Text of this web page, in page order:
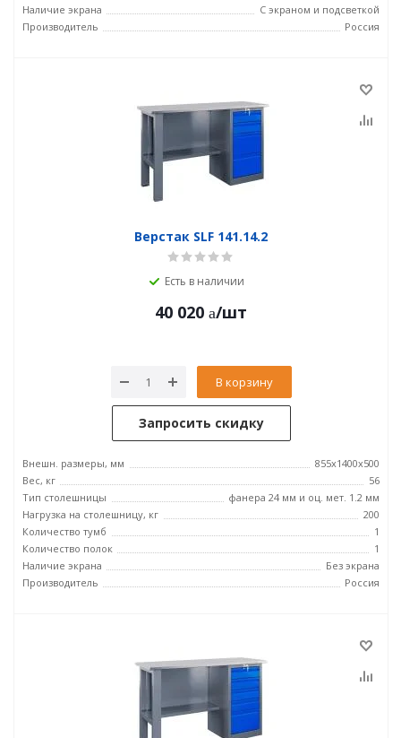
Наличие экрана
С экраном и подсветкой
Производитель
Россия
Верстак SLF 141.14.2
Есть в наличии
40 020 /шт
В корзину
Запросить скидку
Внешн. размеры, мм
855x1400x500
Вес, кг
56
Тип столешницы
фанера 24 мм и оц. мет. 1.2 мм
Нагрузка на столешницу, кг
200
Количество тумб
1
Количество полок
1
Наличие экрана
Без экрана
Производитель
Россия